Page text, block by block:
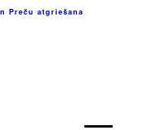
Preču atgriešana